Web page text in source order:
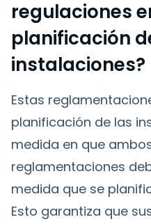
regulaciones
planificación
instalaciones?
Estas
planificación de las
medida en que
reglamentaciones
medida que se
Esto garantiza que